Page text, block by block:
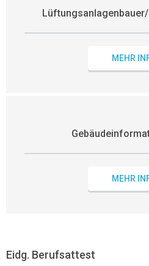
MEHR
MEHR
Eidg. Berufsattest